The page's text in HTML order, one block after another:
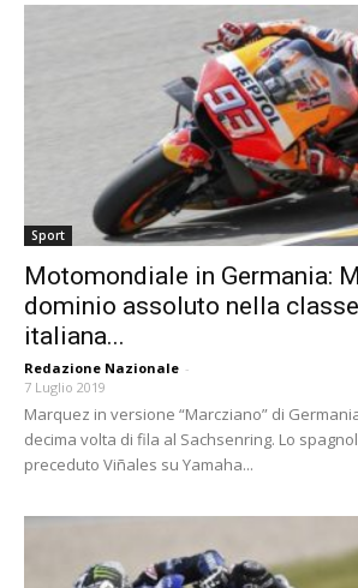
Sport
Motomondiale in Germania:
dominio assoluto nella
italiana...
Redazione Nazionale -
7 Luglio 2019
Marquez in versione “Marcziano” di
decima volta di fila al Sachsenring. Lo
preceduto Viñales su Yamaha...